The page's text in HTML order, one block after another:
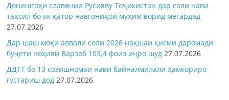
Донишгоҳи славянии Русияву Тоҷикистон дар соли нави
таҳсил бо як қатор навгониҳои муҳим ворид мегардад
27.07.2026
Дар шаш моҳи аввали соли 2026 нақшаи қисми даромади
буҷети ноҳияи Варзоб 103,4 фоиз иҷро шуд 27.07.2026
ДДТТ бо 13 созишномаи нави байналмилалӣ ҳамкориро
густариш дод 27.07.2026